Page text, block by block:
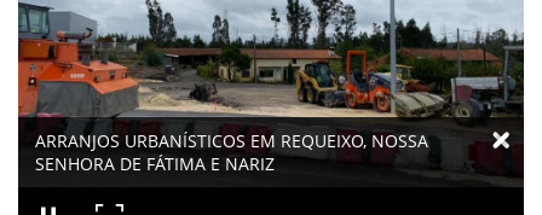
ARRANJOS URBANÍSTICOS EM REQUEIXO, NOSSA
SENHORA DE FÁTIMA E NARIZ